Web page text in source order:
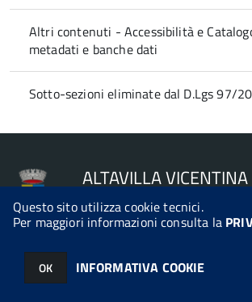
Questo sito utilizza cookie tecnici.
Per maggiori informazioni consulta la
OK INFORMATIVA COOKIE
Altri contenuti - Accessibilità e
metadati e banche dati
Sotto-sezioni eliminate dal D.Lgs 97/
ALTAVILLA VICENTINA